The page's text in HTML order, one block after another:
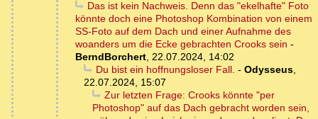
Das ist kein Nachweis. Denn das "ekelhafte" Foto
könnte doch eine Photoshop Kombination von einem
SS-Foto auf dem Dach und einer Aufnahme des
woanders um die Ecke gebrachten Crooks sein -
BerndBorchert, 22.07.2024, 14:02
Du bist ein hoffnungsloser Fall. - Odysseus,
22.07.2024, 15:07
Zur letzten Frage: Crooks könnte "per
Photoshop" auf das Dach gebracht worden sein,